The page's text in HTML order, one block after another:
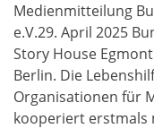
Medienmitteilung
e.V.29. April 2025
Story House
Berlin. Die
Organisationen für
kooperiert